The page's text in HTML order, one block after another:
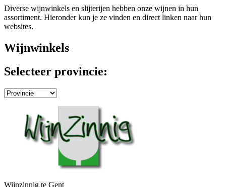
Diverse wijnwinkels en slijterijen hebben onze wijnen in hun
assortiment. Hieronder kun je ze vinden en direct linken naar hun
websites.
Wijnwinkels
Selecteer provincie:
Wijnzinnig te Gent